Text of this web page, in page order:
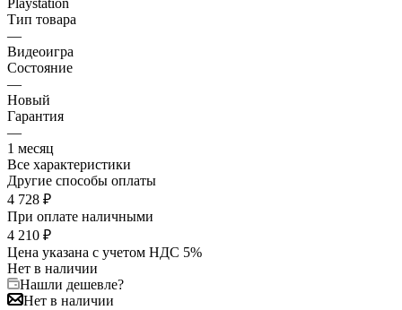
Тип товара
—
Видеоигра
Состояние
—
Новый
Гарантия
—
1 месяц
Все характеристики
Другие способы оплаты
4 728 ₽
При оплате наличными
4 210 ₽
Цена указана с учетом НДС 5%
Нет в наличии
Нашли дешевле?
Нет в наличии